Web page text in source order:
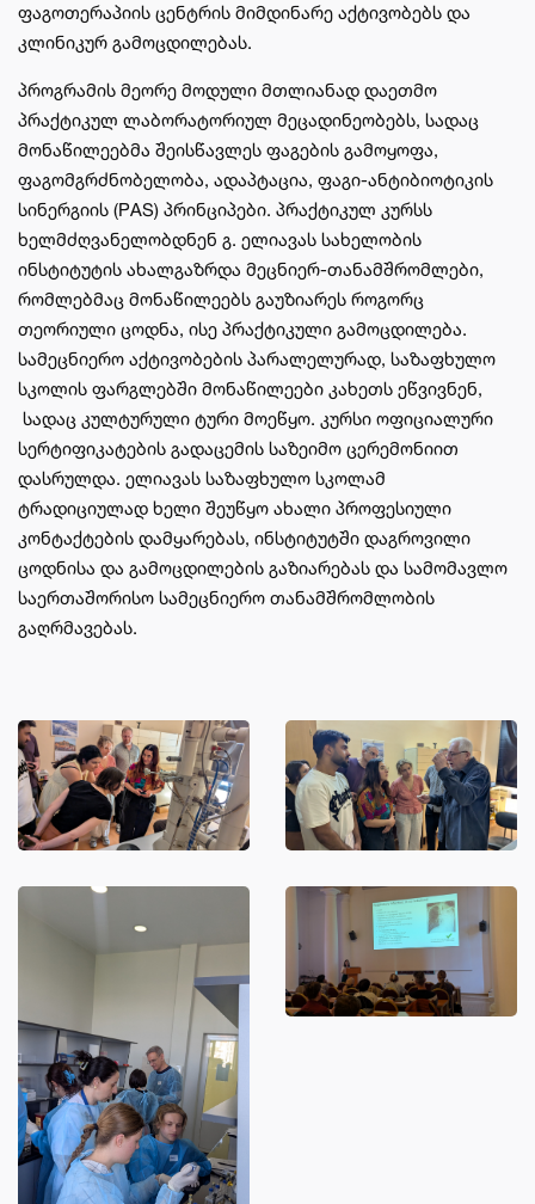
ფაგოთერაპიის ცენტრის მიმდინარე აქტივობებს და
კლინიკურ გამოცდილებას.
პროგრამის მეორე მოდული მთლიანად დაეთმო
პრაქტიკულ ლაბორატორიულ მეცადინეობებს, სადაც
მონაწილეებმა შეისწავლეს ფაგების გამოყოფა,
ფაგომგრძნობელობა, ადაპტაცია, ფაგი-ანტიბიოტიკის
სინერგიის (PAS) პრინციპები. პრაქტიკულ კურსს
ხელმძღვანელობდნენ გ. ელიავას სახელობის
ინსტიტუტის ახალგაზრდა მეცნიერ-თანამშრომლები,
რომლებმაც მონაწილეებს გაუზიარეს როგორც
თეორიული ცოდნა, ისე პრაქტიკული გამოცდილება.
სამეცნიერო აქტივობების პარალელურად, საზაფხულო
სკოლის ფარგლებში მონაწილეები კახეთს ეწვივნენ,
სადაც კულტურული ტური მოეწყო. კურსი ოფიციალური
სერტიფიკატების გადაცემის საზეიმო ცერემონიით
დასრულდა. ელიავას საზაფხულო სკოლამ
ტრადიციულად ხელი შეუწყო ახალი პროფესიული
კონტაქტების დამყარებას, ინსტიტუტში დაგროვილი
ცოდნისა და გამოცდილების გაზიარებას და სამომავლო
საერთაშორისო სამეცნიერო თანამშრომლობის
გაღრმავებას.